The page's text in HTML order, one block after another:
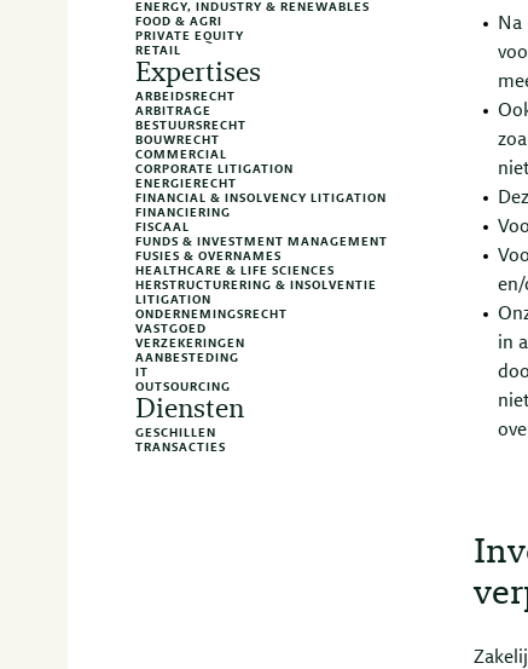
ENERGY, INDUSTRY & RENEWABLES
FOOD & AGRI
PRIVATE EQUITY
RETAIL
Expertises
ARBEIDSRECHT
ARBITRAGE
BESTUURSRECHT
BOUWRECHT
COMMERCIAL
CORPORATE LITIGATION
ENERGIERECHT
FINANCIAL & INSOLVENCY LITIGATION
FINANCIERING
FISCAAL
FUNDS & INVESTMENT MANAGEMENT
FUSIES & OVERNAMES
HEALTHCARE & LIFE SCIENCES
HERSTRUCTURERING & INSOLVENTIE
LITIGATION
ONDERNEMINGSRECHT
VASTGOED
VERZEKERINGEN
AANBESTEDING
IT
OUTSOURCING
Diensten
GESCHILLEN
TRANSACTIES
en/
in